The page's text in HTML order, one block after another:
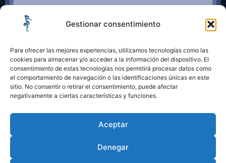
Gestionar consentimiento
Para ofrecer las mejores experiencias, utilizamos tecnologías como las
cookies para almacenar y/o acceder a la información del dispositivo. El
consentimiento de estas tecnologías nos permitirá procesar datos como
el comportamiento de navegación o las identificaciones únicas en este
sitio. No consentir o retirar el consentimiento, puede afectar
negativamente a ciertas características y funciones.
Aceptar
Denegar